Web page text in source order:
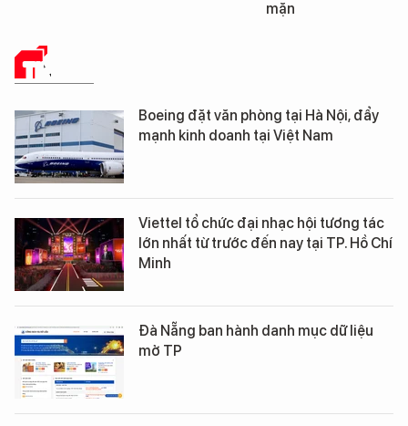
TIN TỨC
Boeing đặt văn phòng tại Hà Nội, đẩy
mạnh kinh doanh tại Việt Nam
Viettel tổ chức đại nhạc hội tương tác
lớn nhất từ trước đến nay tại TP. Hồ Chí
Minh
Đà Nẵng ban hành danh mục dữ liệu
mở TP